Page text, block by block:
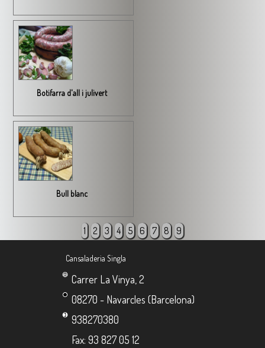
Botifarra d'all i julivert
Bull blanc
1 2 3 4 5 6 7 8 9
Cansaladeria Singla
Carrer La Vinya, 2
08270 - Navarcles (Barcelona)
938270380
Fax: 93 827 05 12